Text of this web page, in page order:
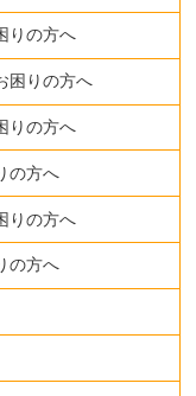
りの方へ
困りの方へ
りの方へ
の方へ
りの方へ
の方へ